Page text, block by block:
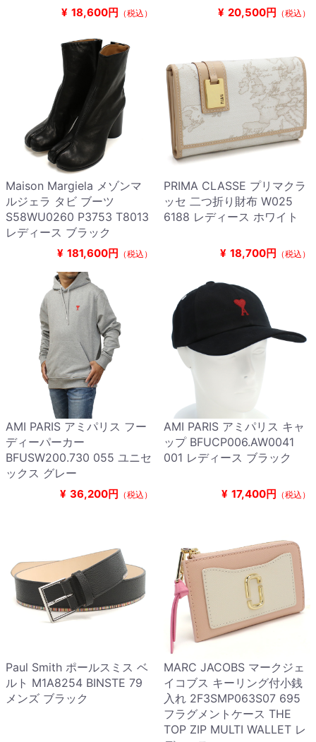
¥ 18,600円 （税込） ¥ 20,500円 （税込）
Maison Margiela メゾンマ
ルジェラ タビ ブーツ
S58WU0260 P3753 T8013
レディース ブラック
¥ 181,600円 （税込）
PRIMA CLASSE プリマクラ
ッセ 二つ折り財布 W025
6188 レディース ホワイト
¥ 18,700円 （税込）
AMI PARIS アミパリス フー
ディーパーカー
BFUSW200.730 055 ユニセ
ックス グレー
¥ 36,200円 （税込）
AMI PARIS アミパリス キャ
ップ BFUCP006.AW0041
001 レディース ブラック
¥ 17,400円 （税込）
Paul Smith ポールスミス ベ
ルト M1A8254 BINSTE 79
メンズ ブラック
MARC JACOBS マークジェ
イコブス キーリング付小銭
入れ 2F3SMP063S07 695
フラグメントケース THE
TOP ZIP MULTI WALLET レ